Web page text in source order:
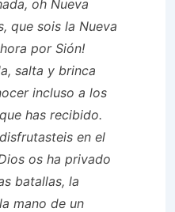
oh Nueva
que sois la Nueva
por Sión!
salta y brinca
incluso a los
has recibido.
en el
os ha privado
batallas, la
mano de un